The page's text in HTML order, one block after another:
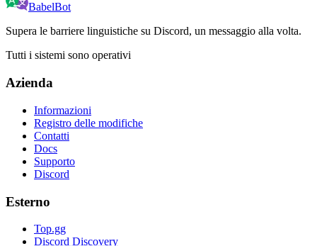
BabelBot
Supera le barriere linguistiche su Discord, un messaggio alla volta.
Tutti i sistemi sono operativi
Azienda
Informazioni
Registro delle modifiche
Contatti
Docs
Supporto
Discord
Esterno
Top.gg
Discord Discovery